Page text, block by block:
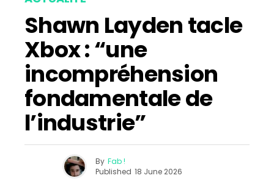
Shawn Layden tacle
Xbox : “une
incompréhension
fondamentale de
l’industrie”
By Fab !
Published 18 June 2026